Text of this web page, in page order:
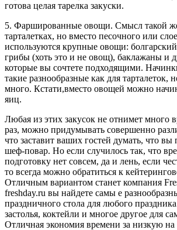
готова целая тарелка закуски.
5. Фаршированные овощи. Смысл такой
тарталетках, но вместо песочного или
используются крупные овощи:
грибы (хоть это и не овощ), баклажаны и
которые вы сочтете подходящими.
такие разнообразные как для тарталеток,
много. Кстати,вместо овощей можно
яиц.
Любая из этих закусок не отнимет много
раз, можно придумывать совершенно
что заставит ваших гостей думать, что вы
шеф-повар. Но если случилось так, что
подготовку нет совсем, да и лень, если
то всегда можно обратиться к
Отличным вариантом станет компания
freshday.ru вы найдете самы е
праздничного стола для любого
застолья, коктейли и многое другое для
Отличная экономия времени за низкую на